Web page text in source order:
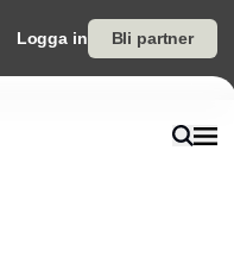
Logga in Bli partner